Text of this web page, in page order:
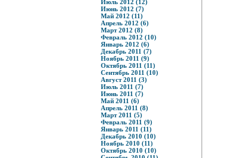
Июль 2012 (12)
Июнь 2012 (7)
Май 2012 (11)
Апрель 2012 (6)
Март 2012 (8)
Февраль 2012 (10)
Январь 2012 (6)
Декабрь 2011 (7)
Ноябрь 2011 (9)
Октябрь 2011 (11)
Сентябрь 2011 (10)
Август 2011 (3)
Июль 2011 (7)
Июнь 2011 (7)
Май 2011 (6)
Апрель 2011 (8)
Март 2011 (5)
Февраль 2011 (9)
Январь 2011 (11)
Декабрь 2010 (10)
Ноябрь 2010 (11)
Октябрь 2010 (10)